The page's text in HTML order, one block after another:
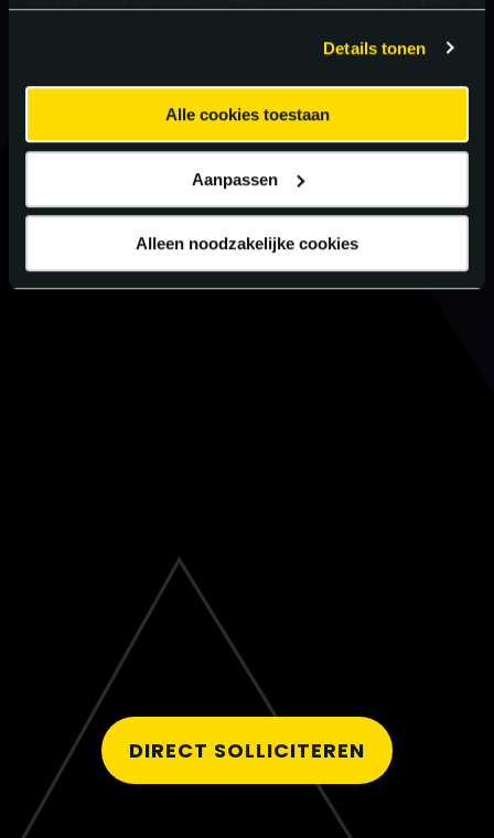
gaat akkoord met onze cookies als u onze website blijft
Details tonen
Alle cookies toestaan
Aanpassen
Alleen noodzakelijke cookies
DIRECT SOLLICITEREN